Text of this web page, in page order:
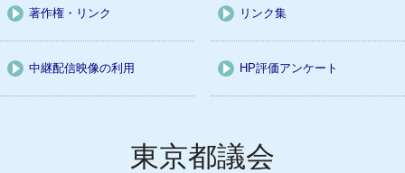
著作権・リンク リンク集
中継配信映像の利用 HP評価アンケート